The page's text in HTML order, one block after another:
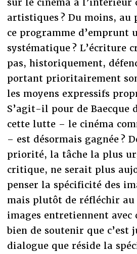
artistiques ? Du moins, au
ce programme d’emprunt
systématique ? L’écriture
pas, historiquement,
portant prioritairement
les moyens expressifs
S’agit-il pour de Baecque
cette lutte – le cinéma
– est désormais gagnée ?
priorité, la tâche la plus
critique, ne serait plus
penser la spécificité des
mais plutôt de réfléchir au
images entretiennent avec
bien de soutenir que c’est
dialogue que réside la